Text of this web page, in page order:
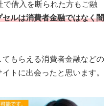
で借入を断られた方もご融
ルは消費者金融ではなく闇
もらえる消費者金融などの
トに出会ったと思います。